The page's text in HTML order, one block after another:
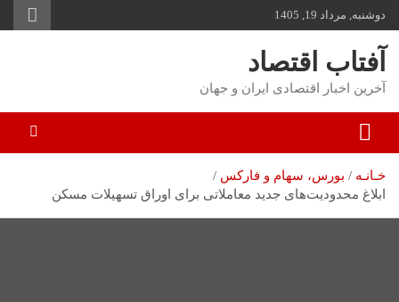
دوشنبه, مرداد 19, 1405
آفتاب اقتصاد
آخرین اخبار اقتصادی ایران و جهان
خـانـه
بورس، سهام و فارکس
ابلاغ محدودیت‌های جدید معاملاتی برای اوراق تسهیلات مسکن